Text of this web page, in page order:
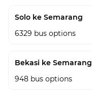
Solo ke Semarang
6329 bus options
Bekasi ke Semarang
948 bus options